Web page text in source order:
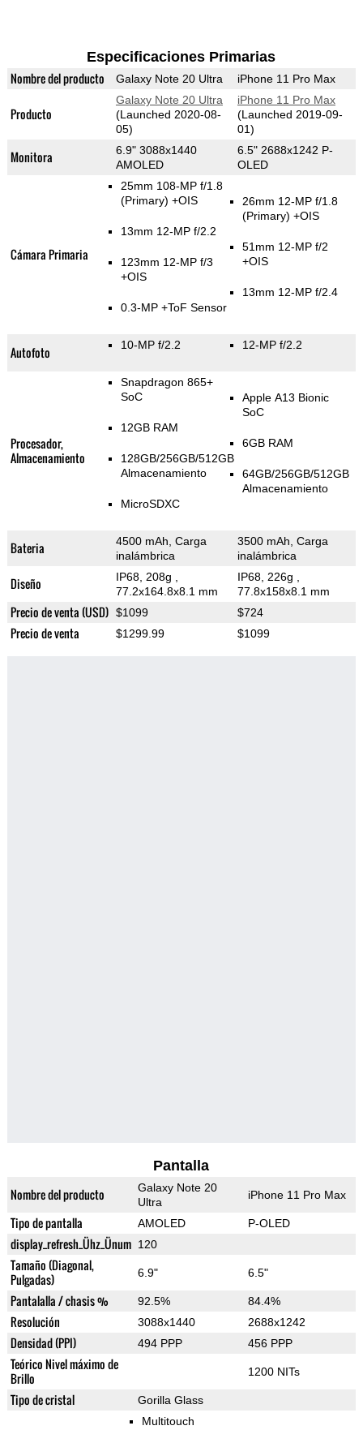
Especificaciones Primarias
Nombre del producto Galaxy Note 20 Ultra iPhone 11 Pro Max
Producto
Galaxy Note 20 Ultra
(Launched 2020-08-
05)
iPhone 11 Pro Max
(Launched 2019-09-
01)
Monitora
6.9" 3088x1440
AMOLED
6.5" 2688x1242 P-
OLED
Cámara Primaria
25mm 108-MP f/1.8
(Primary) +OIS
13mm 12-MP f/2.2
123mm 12-MP f/3
+OIS
0.3-MP +ToF Sensor
26mm 12-MP f/1.8
(Primary) +OIS
51mm 12-MP f/2
+OIS
13mm 12-MP f/2.4
Autofoto 10-MP f/2.2 12-MP f/2.2
Procesador,
Almacenamiento
Snapdragon 865+
SoC
12GB RAM
128GB/256GB/512GB
Almacenamiento
MicroSDXC
Apple A13 Bionic
SoC
6GB RAM
64GB/256GB/512GB
Almacenamiento
Bateria
4500 mAh, Carga
inalámbrica
3500 mAh, Carga
inalámbrica
Diseño IP68, 208g
77.2x164.8x8.1 mm
IP68, 226g
77.8x158x8.1 mm
Precio de venta (USD) $1099 $724
Precio de venta $1299.99 $1099
Pantalla
Nombre del producto
Galaxy Note 20
Ultra
iPhone 11 Pro Max
Tipo de pantalla AMOLED P-OLED
display_refresh_Ühz_Ünum 120
Tamaño (Diagonal,
Pulgadas)
6.9" 6.5"
Pantalalla / chasis % 92.5% 84.4%
Resolución 3088x1440 2688x1242
Densidad (PPI) 494 PPP 456 PPP
Teórico Nivel máximo de
Brillo
1200 NITs
Tipo de cristal
Gorilla Glass
Multitouch